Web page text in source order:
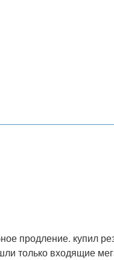
продление. купил
только входящие